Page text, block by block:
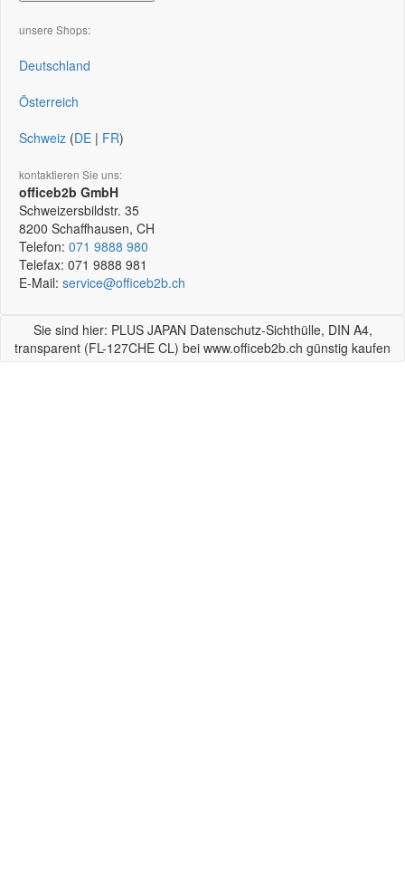
unsere Shops:
Deutschland
Österreich
Schweiz (DE | FR)
kontaktieren Sie uns:
officeb2b GmbH
Schweizersbildstr. 35
8200 Schaffhausen, CH
Telefon: 071 9888 980
Telefax: 071 9888 981
E-Mail: service@officeb2b.ch
Sie sind hier: PLUS JAPAN Datenschutz-Sichthülle, DIN A4,
transparent (FL-127CHE CL) bei www.officeb2b.ch günstig kaufen